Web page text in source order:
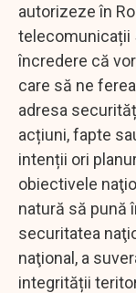
autorizeze în
telecomunicații
încredere că
care să ne
adresa
acțiuni, fapte
intenții ori
obiectivele
natură să pună
securitatea
naţional, a
integrității